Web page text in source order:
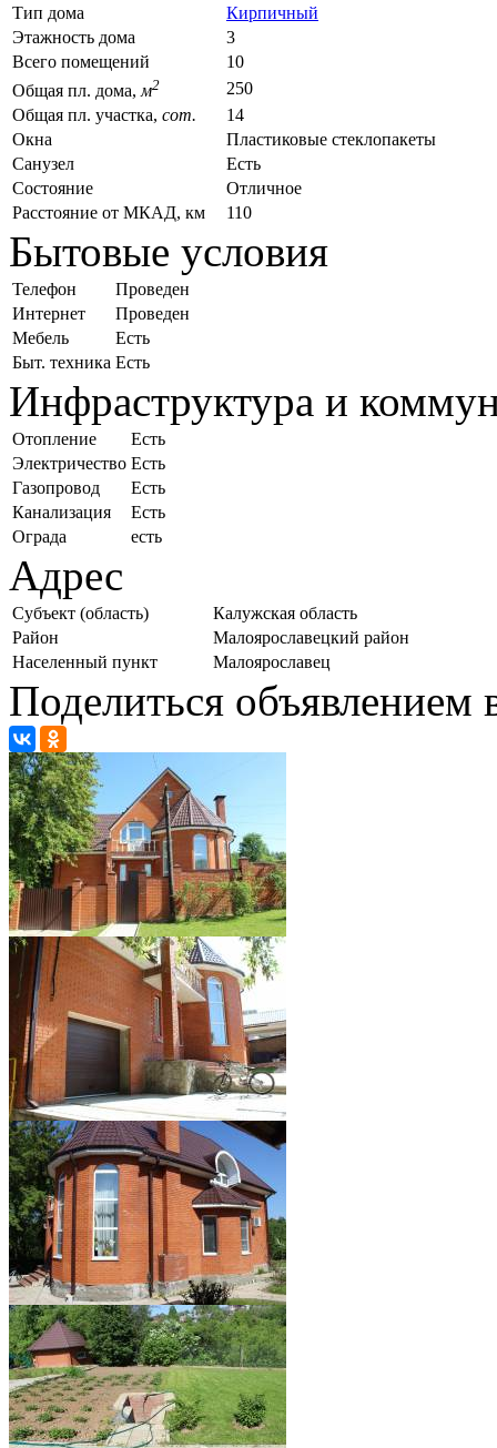
Тип дома
Кирпичный
Этажность дома
3
Всего помещений
10
Общая пл. дома, м2
250
Общая пл. участка, сот.
14
Окна
Пластиковые стеклопакеты
Санузел
Есть
Состояние
Отличное
Расстояние от МКАД, км
110
Бытовые условия
Телефон
Проведен
Интернет
Проведен
Мебель
Есть
Быт. техника Есть
Инфраструктура и
Отопление
Есть
Электричество Есть
Газопровод
Есть
Канализация
Есть
Ограда
есть
Адрес
Субъект (область)
Калужская область
Район
Малоярославецкий район
Населенный пункт
Малоярославец
Поделиться объявлением